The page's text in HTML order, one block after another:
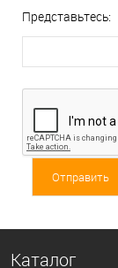
Представьтесь:
Каталог